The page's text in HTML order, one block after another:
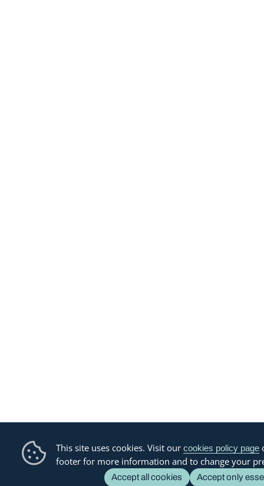
This site uses cookies. Visit our cookies policy page
footer for more information and to change your
Accept all cookies Accept only